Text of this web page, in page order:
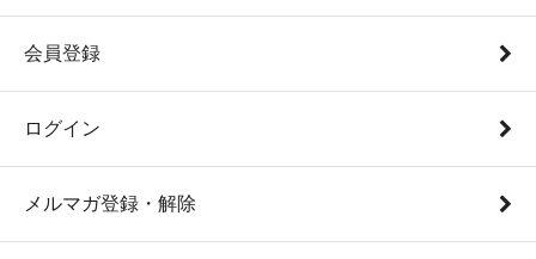
会員登録
ログイン
メルマガ登録・解除